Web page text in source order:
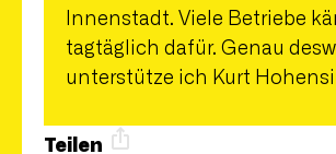
Innenstadt. Viele Betriebe
tagtäglich dafür. Genau
unterstütze ich Kurt
Teilen